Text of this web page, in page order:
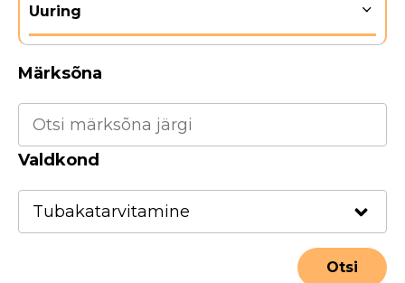
Uuring
Märksõna
Valdkond